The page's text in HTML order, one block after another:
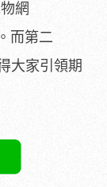
網
而第二
大家引領期